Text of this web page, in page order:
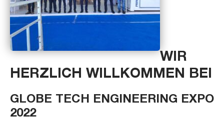
WIR
HERZLICH WILLKOMMEN BEI
GLOBE TECH ENGINEERING EXPO
2022